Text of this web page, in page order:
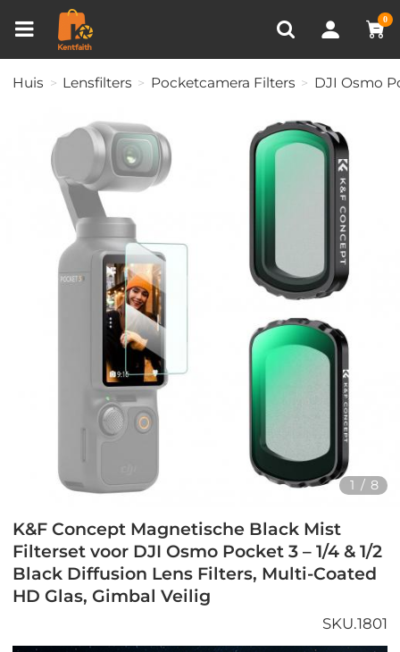
0
RECENT BEKEKEN
Huis Lensfilters Pocketcamera Filters DJI Osmo
1 / 8
K&F Concept Magnetische Black Mist
Filterset voor DJI Osmo Pocket 3 – 1/4 & 1/2
Black Diffusion Lens Filters, Multi-Coated
HD Glas, Gimbal Veilig
SKU.1801